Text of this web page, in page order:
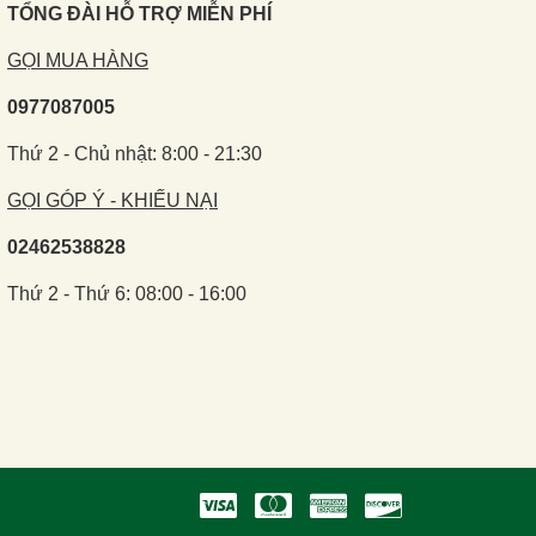
TỔNG ĐÀI HỖ TRỢ MIỄN PHÍ
GỌI MUA HÀNG
0977087005
Thứ 2 - Chủ nhật: 8:00 - 21:30
GỌI GÓP Ý - KHIẾU NẠI
02462538828
Thứ 2 - Thứ 6: 08:00 - 16:00